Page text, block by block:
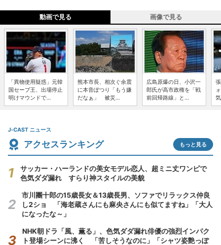
動画で見る 画像で見る
「異物使用疑惑」元韓
国セーブ王、出場停止
明けマウンドで...
熊本市長、相次ぐ余震
に本音ぽつり「もう嫌
だなぁ」 被災...
広島原爆の日、小沢一
郎氏が高市政権を「戦
前回帰路線」と...
J-CAST ニュース
アクセスランキング もっと見る
サッカー・ハーランドの美女モデル恋人、超ミニ丈ワンピで
色気ダダ漏れ すらり神スタイルの美貌
市川團十郎の15歳長女＆13歳長男、ソファでリラックス仲良
し2ショ 「海老蔵さんにも麻央さんにも似てますね」「大人
になったな～」
NHK朝ドラ「風、薫る」、色気ダダ漏れ俳優の強烈インパク
ト登場シーンに沸く 「苦しそうなのに」「シャツ姿艶っぽ